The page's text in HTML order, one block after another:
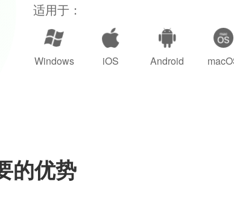
适用于：
Windows iOS Android
的优势